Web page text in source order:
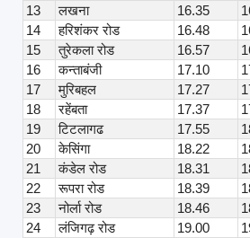
13
लखना 16.35
14
हरिशंकर रोड 16.48
15
तुरेकला रोड 16.57
16
कन्ताबंजी 17.10
17
मुरिबहल 17.27
18
रहेंबता 17.37
19
टिटलागढ 17.55
20
केसिंगा 18.22
21
कंडेल रोड 18.31
22
रूपरा रोड 18.39
23
नोर्ला रोड 18.46
24
लंजिगढ़ रोड 19.00